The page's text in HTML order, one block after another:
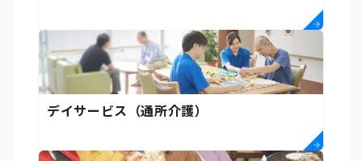
デイサービス（通所介護）